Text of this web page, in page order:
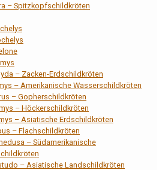
– Spitzkopfschildkröten
– Zacken-Erdschildkröten
– Amerikanische Wasserschildkröten
– Gopherschildkröten
– Höckerschildkröten
– Asiatische Erdschildkröten
– Flachschildkröten
– Südamerikanische
– Asiatische Landschildkröten